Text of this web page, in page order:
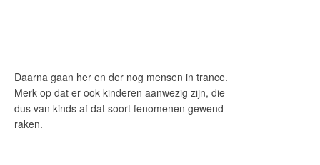
Daarna gaan her en der nog mensen in trance.
Merk op dat er ook kinderen aanwezig zijn, die
dus van kinds af dat soort fenomenen gewend
raken.